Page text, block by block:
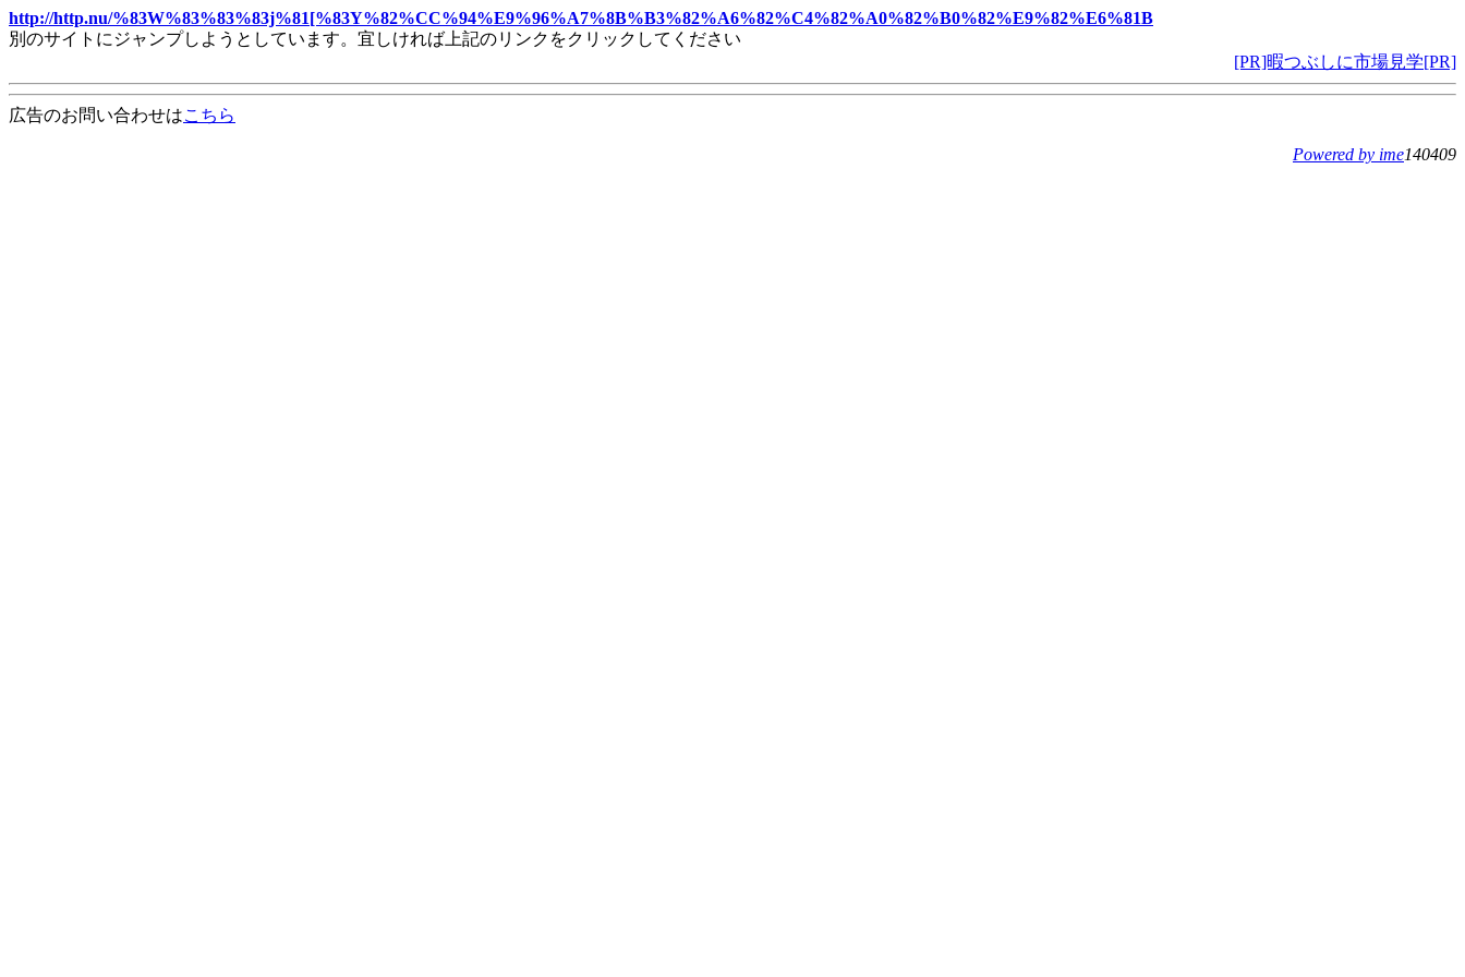
http://http.nu/%83W%83%83%83j%81[%83Y%82%CC%94%E9%96%A7%8B%B3%82%A6%82%C4%82%A0%82%B0%82%E9%82%E6%81B
別のサイトにジャンプしようとしています。宜しければ上記のリンクをクリックしてください
[PR]暇つぶしに市場見学[PR]
広告のお問い合わせはこちら
Powered by ime140409